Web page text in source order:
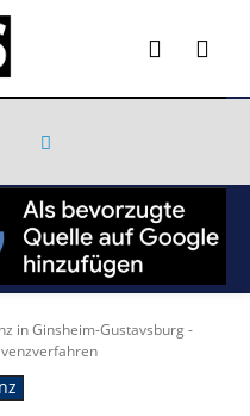
in Ginsheim-Gustavsburg -